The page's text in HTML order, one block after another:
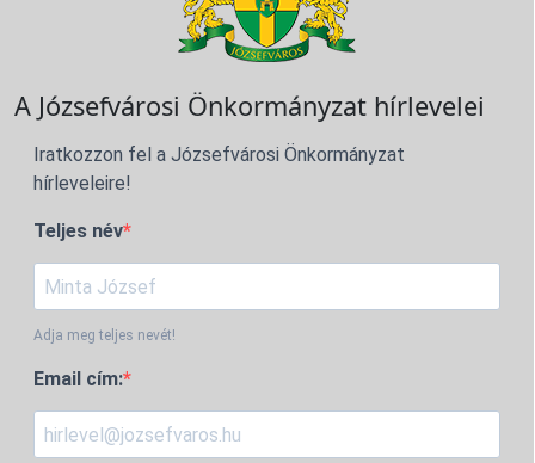
A Józsefvárosi Önkormányzat hírlevelei
Iratkozzon fel a Józsefvárosi Önkormányzat
hírleveleire!
Teljes név
Adja meg teljes nevét!
Email cím: